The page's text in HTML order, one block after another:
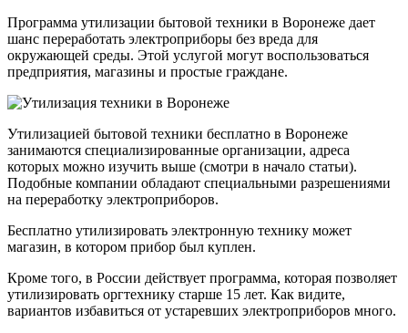
Программа утилизации бытовой техники в Воронеже дает
шанс переработать электроприборы без вреда для
окружающей среды. Этой услугой могут воспользоваться
предприятия, магазины и простые граждане.
Утилизацией бытовой техники бесплатно в Воронеже
занимаются специализированные организации, адреса
которых можно изучить выше (смотри в начало статьи).
Подобные компании обладают специальными разрешениями
на переработку электроприборов.
Бесплатно утилизировать электронную технику может
магазин, в котором прибор был куплен.
Кроме того, в России действует программа, которая позволяет
утилизировать оргтехнику старше 15 лет. Как видите,
вариантов избавиться от устаревших электроприборов много.